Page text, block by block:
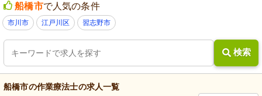
船橋市で人気の条件
市川市 江戸川区 習志野市
検索
船橋市の作業療法士の求人一覧